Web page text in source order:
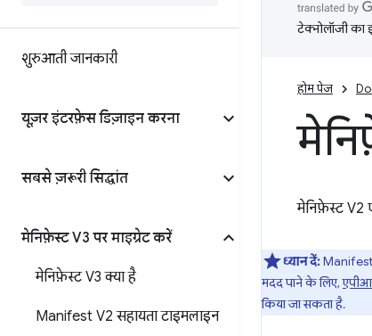
शुरुआती जानकारी
यूज़र इंटरफ़ेस डिज़ाइन करना
सबसे ज़रूरी सिद्धांत
मेनिफ़ेस्ट V3 पर माइग्रेट करें
मेनिफ़ेस्ट V3 क्या है
Manifest V2 सहायता टाइमलाइन
टेक्नोलॉजी का
होम पेज
मेनिफ़ेस्ट V2
ध्यान दें:Manifest
मदद पाने के लिए,
किया जा सकता है.